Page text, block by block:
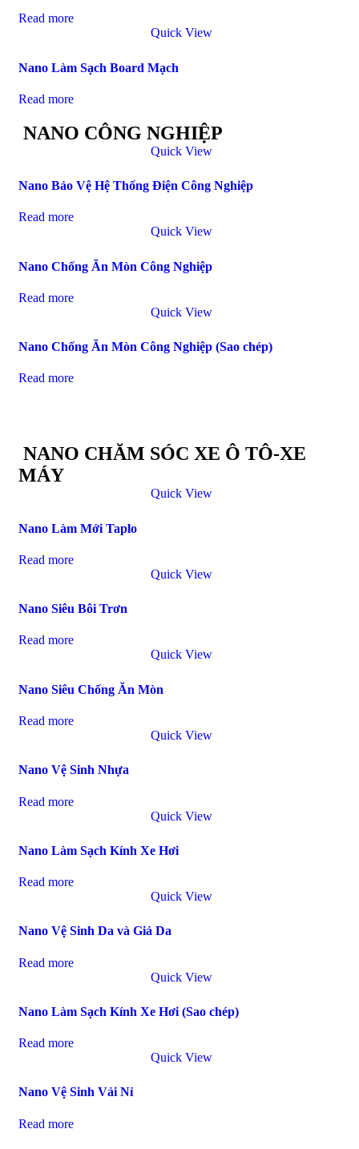
Read more
Quick View
Nano Làm Sạch Board Mạch
Read more
NANO CÔNG NGHIỆP
Quick View
Nano Bảo Vệ Hệ Thống Điện Công Nghiệp
Read more
Quick View
Nano Chống Ăn Mòn Công Nghiệp
Read more
Quick View
Nano Chống Ăn Mòn Công Nghiệp (Sao chép)
Read more
NANO CHĂM SÓC XE Ô TÔ-XE
MÁY
Quick View
Nano Làm Mới Taplo
Read more
Quick View
Nano Siêu Bôi Trơn
Read more
Quick View
Nano Siêu Chống Ăn Mòn
Read more
Quick View
Nano Vệ Sinh Nhựa
Read more
Quick View
Nano Làm Sạch Kính Xe Hơi
Read more
Quick View
Nano Vệ Sinh Da và Giả Da
Read more
Quick View
Nano Làm Sạch Kính Xe Hơi (Sao chép)
Read more
Quick View
Nano Vệ Sinh Vải Nỉ
Read more